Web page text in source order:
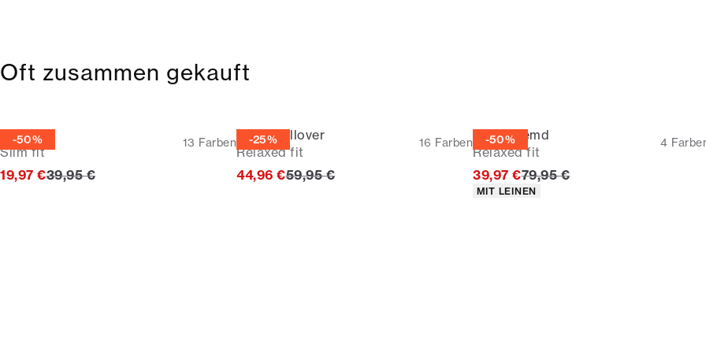
Oft zusammen gekauft
-50%
Poloshirt
Slim fit
13 Farben
19,97 €Ursprünglicher Preis
39,95 €
-25%
Strickpullover
Relaxed fit
16 Farben
44,96 €Ursprünglicher Preis
59,95 €
-50%
Leinenhemd
Relaxed fit
4
39,97 €Ursprünglicher Preis
79,95 €
Produkteigenschaften
MIT LEINEN